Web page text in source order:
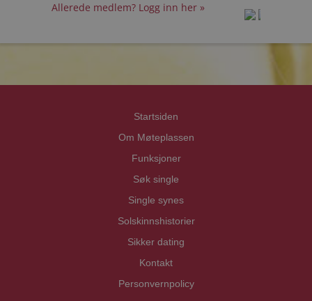
Allerede medlem? Logg inn her »
Startsiden
Om Møteplassen
Funksjoner
Søk single
Single synes
Solskinnshistorier
Sikker dating
Kontakt
Personvernpolicy